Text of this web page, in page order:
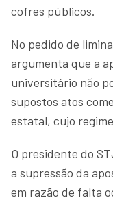
cofres públicos.
No pedido de
argumenta que a
universitário não
supostos atos
estatal, cujo
O presidente do
a supressão da
em razão de falta